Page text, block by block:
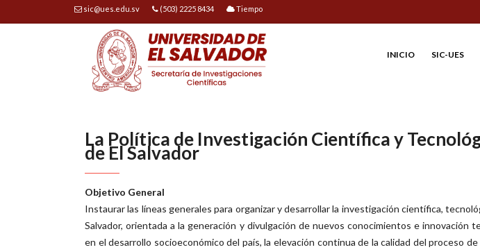
sic@ues.edu.sv (503) 2225 8434 Tiempo
INICIO SIC-UES
La Política de Investigación Científica y
de El Salvador
Objetivo General
Instaurar las líneas generales para organizar y desarrollar la investigación científica,
Salvador, orientada a la generación y divulgación de nuevos conocimientos e innovación
en el desarrollo socioeconómico del país, la elevación continua de la calidad del proceso